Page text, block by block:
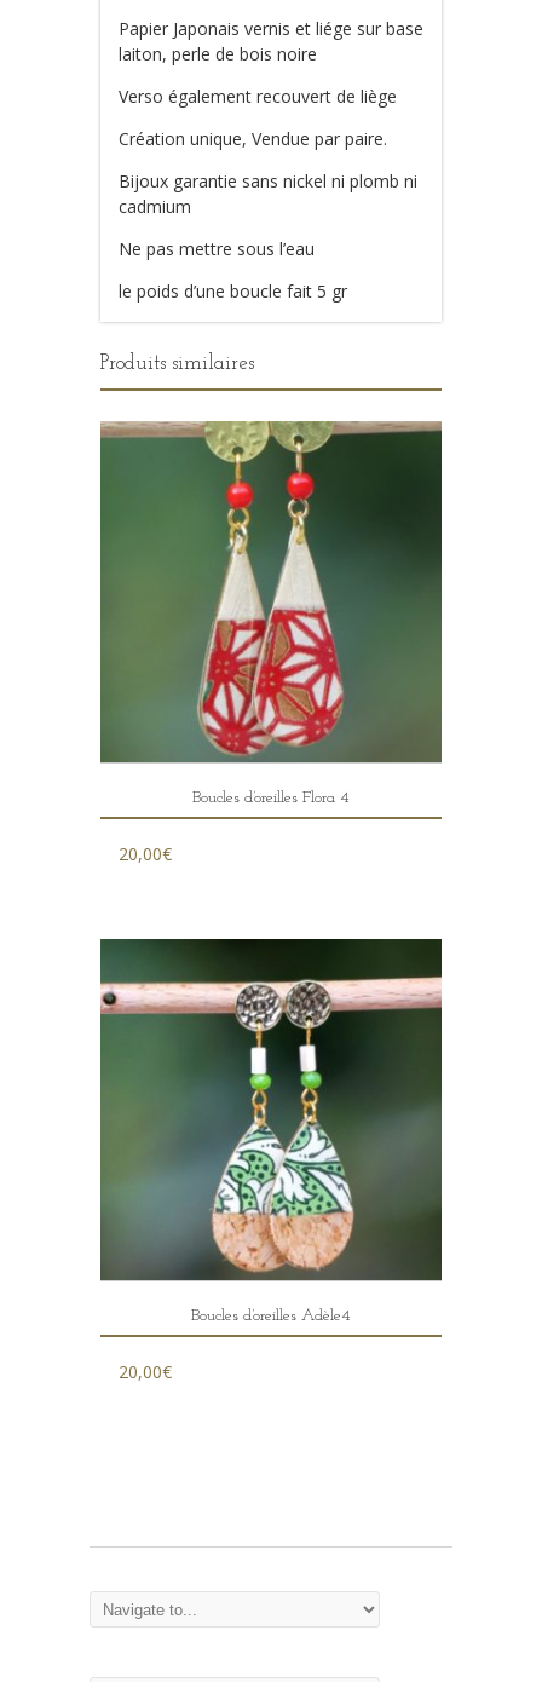
Papier Japonais vernis et liége sur base
laiton, perle de bois noire
Verso également recouvert de liège
Création unique, Vendue par paire.
Bijoux garantie sans nickel ni plomb ni
cadmium
Ne pas mettre sous l’eau
le poids d’une boucle fait 5 gr
Produits similaires
Boucles d’oreilles Flora 4
20,00€
Boucles d’oreilles Adèle4
20,00€